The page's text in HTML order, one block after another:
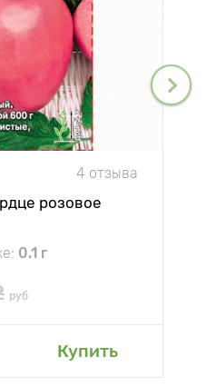
4 отзыва
розовое
0.1 г
руб
Купить